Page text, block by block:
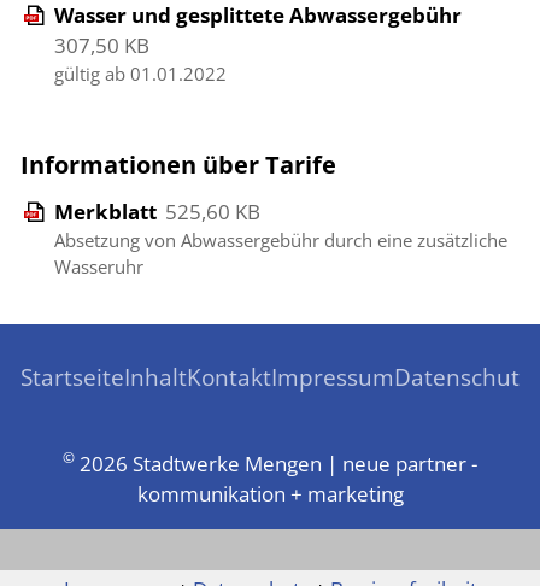
Wasser und gesplittete Abwassergebühr
307,50 KB
gültig ab 01.01.2022
Informationen über Tarife
Merkblatt 525,60 KB
Absetzung von Abwassergebühr durch eine zusätzliche
Wasseruhr
StartseiteInhaltKontaktImpressumDatenschutz
© 2026 Stadtwerke Mengen | neue partner -
kommunikation + marketing